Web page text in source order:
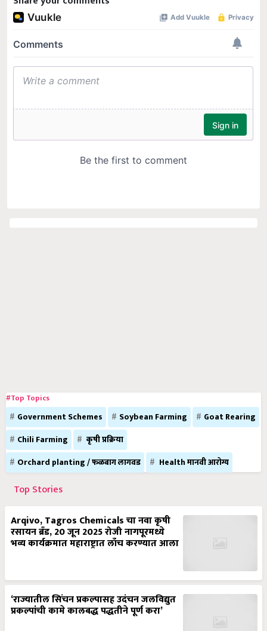
#Top Topics
Government Schemes Soybean Farming
Goat Rearing
Chili Farming
कृषी प्रक्रिया
Orchard planting / फळबाग लागवड
Health मानवी आरोग्य
Top Stories
Arqivo, Tagros Chemicals चा नवा कृषी
रसायन ब्रँड, 20 जून 2025 रोजी नागपूरमध्ये
भव्य कार्यक्रमात महाराष्ट्रात लाँच करण्यात आला
‘राज्यातील सिंचन प्रकल्पासह उदंचन जलविद्युत
प्रकल्पांची कामे कालबद्ध पद्धतीने पूर्ण करा’